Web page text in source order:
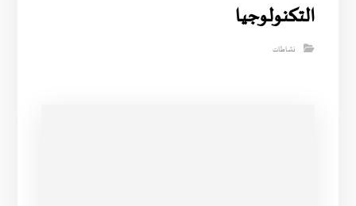
التكنولوجيا
نشاطات